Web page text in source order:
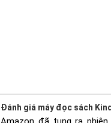
Đánh giá máy đọc sách